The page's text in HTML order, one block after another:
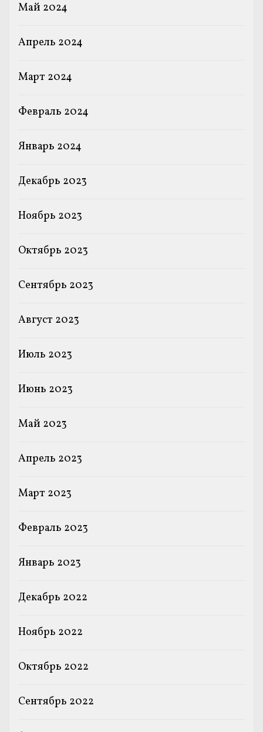
Май 2024
Апрель 2024
Март 2024
Февраль 2024
Январь 2024
Декабрь 2023
Ноябрь 2023
Октябрь 2023
Сентябрь 2023
Август 2023
Июль 2023
Июнь 2023
Май 2023
Апрель 2023
Март 2023
Февраль 2023
Январь 2023
Декабрь 2022
Ноябрь 2022
Октябрь 2022
Сентябрь 2022